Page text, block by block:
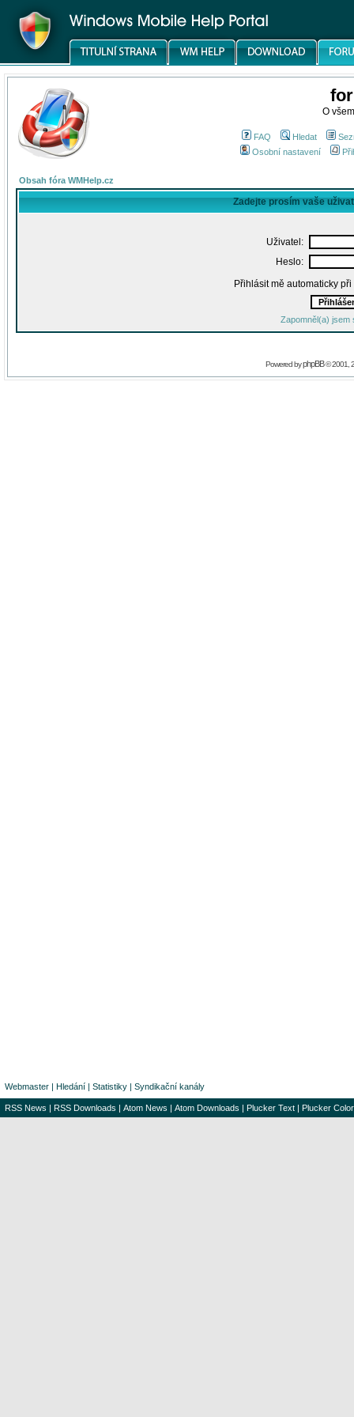
O
FAQ Hledat
Osobní nastavení
Obsah fóra WMHelp.cz
Zadejte prosím vaše
Uživatel:
Heslo:
Přihlásit mě automaticky
Zapomněl(a) jsem
Powered byphpBB© 2001,
Webmaster | Hledání | Statistiky | Syndikační kanály
RSS News | RSS Downloads | Atom News | Atom Downloads | Plucker Text | Plucker Color